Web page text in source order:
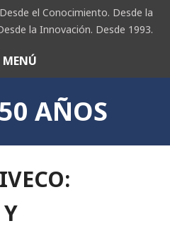
el Conocimiento. Desde la
la Innovación. Desde 1993.
MENÚ
AÑOS